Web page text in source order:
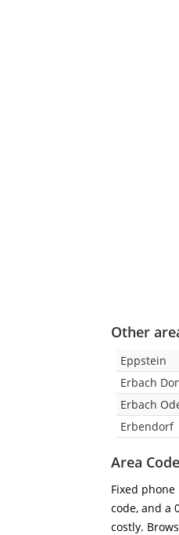
Other
Eppstein
Erbach
Erbach
Erbendorf
Area
Fixed
code, and a
costly.